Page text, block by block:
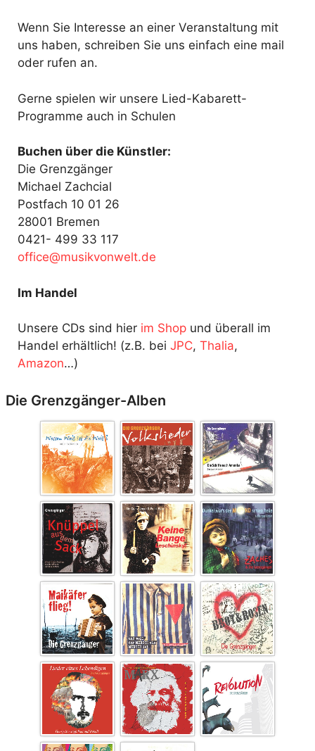
Wenn Sie Interesse an einer Veranstaltung mit
uns haben, schreiben Sie uns einfach eine mail
oder rufen an.
Gerne spielen wir unsere Lied-Kabarett-
Programme auch in Schulen
Buchen über die Künstler:
Die Grenzgänger
Michael Zachcial
Postfach 10 01 26
28001 Bremen
0421- 499 33 117
ed.tl
ewnov
kisum
@ecif
fo
Im Handel
Unsere CDs sind hier im Shop und überall im
Handel erhältlich! (z.B. bei JPC, Thalia,
Amazon…)
Die Grenzgänger-Alben